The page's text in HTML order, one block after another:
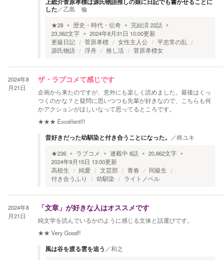
上総介菅原孝標は源氏物語推しの娘に日記でも書かせることに
した ／乙島 倫
★28 歴史・時代・伝奇 完結済22話
23,362文字 2024年8月31日 10:00更新
更級日記
菅原孝標 女性主人公
平忠常の乱
源氏物語
浮舟 推し活 菅原孝標女
2024年8
月21日
ザ・ラブコメて感じです
企画から来たのですが、意外にも楽しく読めました。最後はくっ
つくのかな？と疑問に思いつつも先輩が好きなので、こちらも何
かアクションがほしいなって思ってるところです。
★★★ Excellent!!!
昔好きだった幼馴染と付き合うことになった。 ／柊ユキ
★236 ラブコメ 連載中 8話 20,862文字
2024年9月15日 13:00更新
高校生
純愛 文芸部 青春
同級生
付き合うふり
幼馴染 ライトノベル
2024年8
月21日
「文章」が好きな人はオススメです
純文学を読んでいるかのように感じる文体と話運びです。
★★ Very Good!!
風は谷を渡る雲を追う ／和之